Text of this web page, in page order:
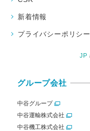
新着情報
プライバシーポリシー
JP
グループ会社
中谷グループ
中谷運輸株式会社
中谷機工株式会社